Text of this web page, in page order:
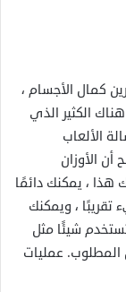
كمال الأجسام ،
الكثير الذي
الألعاب
أن الأوزان
هذا ، يمكنك دائمًا
، ويمكنك
شيئًا مثل
المطلوب. عمليات